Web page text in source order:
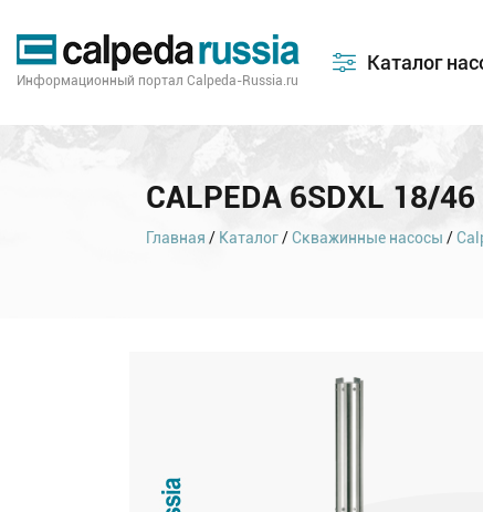
Информационный портал Calpeda-Russia.ru
Каталог
CALPEDA 6SDXL 18/46
Главная / Каталог/Скважинные насосы /